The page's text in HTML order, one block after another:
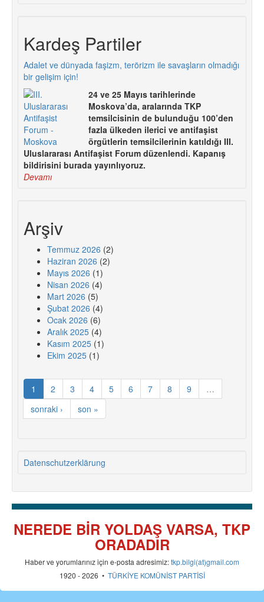
Kardeş Partiler
Adalet ve dünyada faşizm, terörizm ile savaşların olmadığı
bir gelişim için!
24 ve 25 Mayıs tarihlerinde
Moskova’da, aralarında TKP
temsilcisinin de bulunduğu 100’den
fazla ülkeden ilerici ve antifaşist
örgütlerin temsilcilerinin katıldığı III.
Uluslararası Antifaşist Forum düzenlendi. Kapanış
bildirisini burada yayınlıyoruz.
Devamı
Arşiv
Temmuz 2026 (2)
Haziran 2026 (2)
Mayıs 2026 (1)
Nisan 2026 (4)
Mart 2026 (5)
Şubat 2026 (4)
Ocak 2026 (6)
Aralık 2025 (4)
Kasım 2025 (1)
Ekim 2025 (1)
1 2 3 4 5 6 7 8 9
…
sonraki ›
son »
Datenschutzerklärung
NEREDE BİR YOLDAŞ VARSA, TKP
ORADADIR
Haber ve yorumlarınız için e-posta adresimiz:tkp.bilgi(at)gmail.com
1920 - 2026 • TÜRKİYE KOMÜNİST PARTİSİ